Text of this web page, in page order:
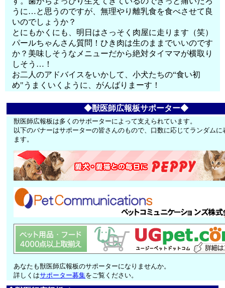
うに…と思うのですが、無理やり離乳食を食べさせて良
いのでしょうか？
とにもかくにも、明日はさっそく肉屋に走ります（笑）
パールちゃんさん質問！ひき肉は生のままでいいのです
か？美味しそうなメニューだから絶対タイママが横取り
しそう…！
お二人のアドバイスをいかして、小犬たちの“食い初
め"うまくいくように、がんばりまーす！
◆獣医師広報板サポーター◆
獣医師広報板は多くのサポーターによって支えられています。
以下のバナーはサポーターの皆さんのもので、口数に応じてランダムに
ます。
あなたも獣医師広報板のサポーターになりませんか。
詳しくはサポーター募集をご覧ください。